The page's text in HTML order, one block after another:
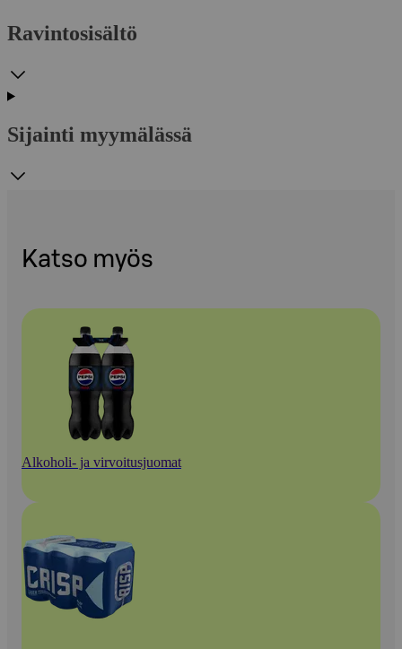
Ravintosisältö
Sijainti myymälässä
Katso myös
Alkoholi- ja virvoitusjuomat